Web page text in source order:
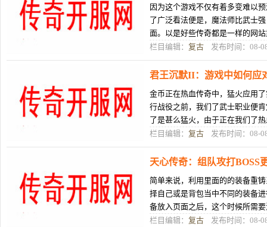
因为这个游戏不仅有着多变难以
了广泛看法便是，魔法师比武士
面。以是好些传奇都是一样的网
惜钱财年夜脚笔了着脚挨造。但
栏目编辑： 复古 发布时间：08-
君王沉默II：游戏中如何应
金币正在热血传奇中，猛火应用
行战役之前，我们了武士职业便
了是甚么猛火，由于正在我们了
猛火了没有同品种了。您正在传奇
栏目编辑： 复古 发布时间：08-
天心传奇：组队攻打BOSS
简单来说，利用里面的的装备重
择自己或是背包当中不同的装备
备放入页面之后，这个时候所需
备属性等，玩家都可以看到。实在
栏目编辑： 复古 发布时间：08-